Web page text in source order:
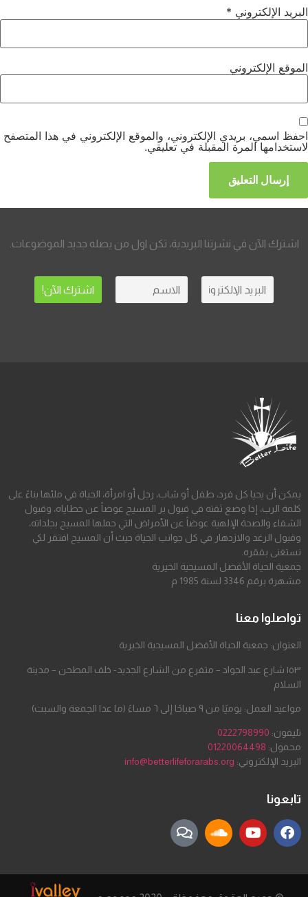
البريد الإلكتروني *
الموقع الإلكتروني
احفظ اسمي، بريدي الإلكتروني، والموقع الإلكتروني في هذا المتصفح
لاستخدامها المرة المقبلة في تعليقي.
اشترك الآن في نشرتنا البريدية، تكن اول من يصله جديد الموضوعات.
يمكن أن يحيا كل فرد، طفل أو شاب، رجل أو امرأة، الحياة في ملئها بناءً على
كلمة الرب، إذا وضع ثقته في قبول بر المسيح عوضاً عن خطاياه، وقبول
الشفاء والصحة الإلهية عوضاً عن الأمراض التي حملها المسيح بجلداته،
وقبول الرغد والازدهار في كل جوانب الحياة حيث أن المسيح افتقر لكي
نستغنى بفقره.
جمعية الحياة الأفضل المسيحية الخيرية
مشهرة برقم 3346 لسنة 1985 م
تواصلوا معنا
العنوان: جمعية الحياة الأفضل المسيحية الخيرية
١٥٣ شارع عبد الجواد – متفرع من الشارع الجديد- خلف المطحن – مدينة
السلام
مواعيد العمل: يوميًا من ٩ صباحًا إلى ٦ مساءً (ما عدا الجمعة والسبت)
تليفون: 0222798990
محمول: 01220064498
البريد الإلكتروني: info@betterlifeforarabs.org
تابعونا